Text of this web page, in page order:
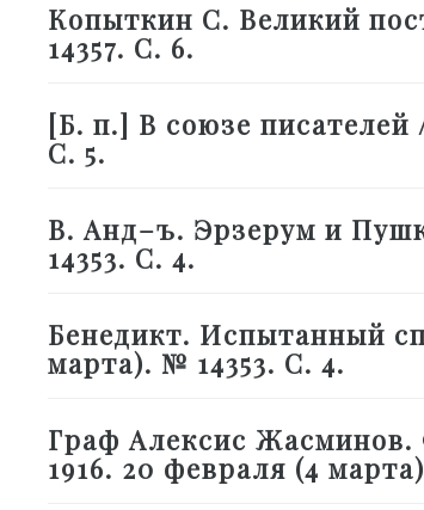
Копыткин С. Великий
14357. С. 6.
[Б. п.] В союзе писателей
С. 5.
В. Анд–ъ. Эрзерум и
14353. С. 4.
Бенедикт. Испытанный
марта). № 14353. С. 4.
Граф Алексис Жасминов.
1916. 20 февраля (4